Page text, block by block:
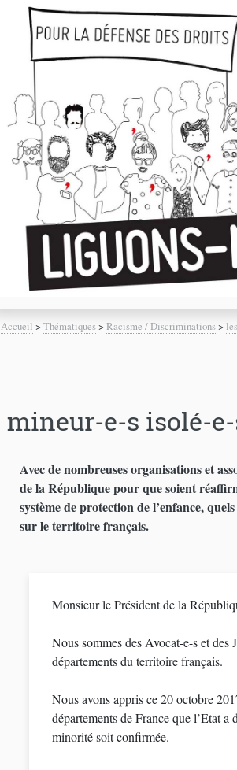
Accueil >Thématiques>Racisme / Discriminations>
mineur-e-s isolé-
Avec de nombreuses organisations et
de la République pour que soient
système de protection de l’enfance,
sur le territoire français.
Monsieur le Président de la
Nous sommes des Avocat-e-s et des
départements du territoire français.
Nous avons appris ce 20 octobre
départements de France que l’Etat a
minorité soit confirmée.